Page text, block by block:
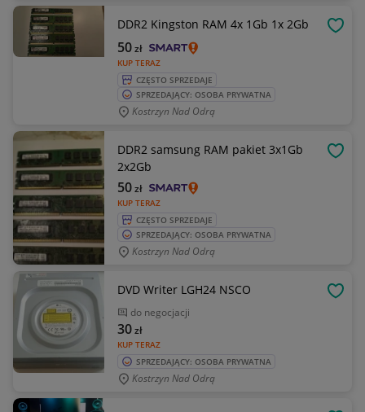
DDR2 Kingston RAM 4x 1Gb 1x 2Gb
KUP TERAZ
50zł
CZĘSTO SPRZEDAJE
SPRZEDAJĄCY: OSOBA PRYWATNA
Kostrzyn Nad Odrą
DDR2 samsung RAM pakiet 3x1Gb
2x2Gb
KUP TERAZ
50zł
CZĘSTO SPRZEDAJE
SPRZEDAJĄCY: OSOBA PRYWATNA
Kostrzyn Nad Odrą
DVD Writer LGH24 NSCO
do negocjacji
KUP TERAZ
30zł
SPRZEDAJĄCY: OSOBA PRYWATNA
Kostrzyn Nad Odrą